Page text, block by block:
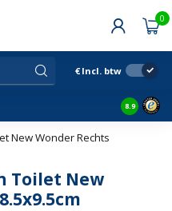
0
€ Incl. btw
8.9
New Wonder Rechts
Toilet New